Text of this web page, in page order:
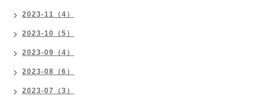
2023-11（4）
2023-10（5）
2023-09（4）
2023-08（6）
2023-07（3）